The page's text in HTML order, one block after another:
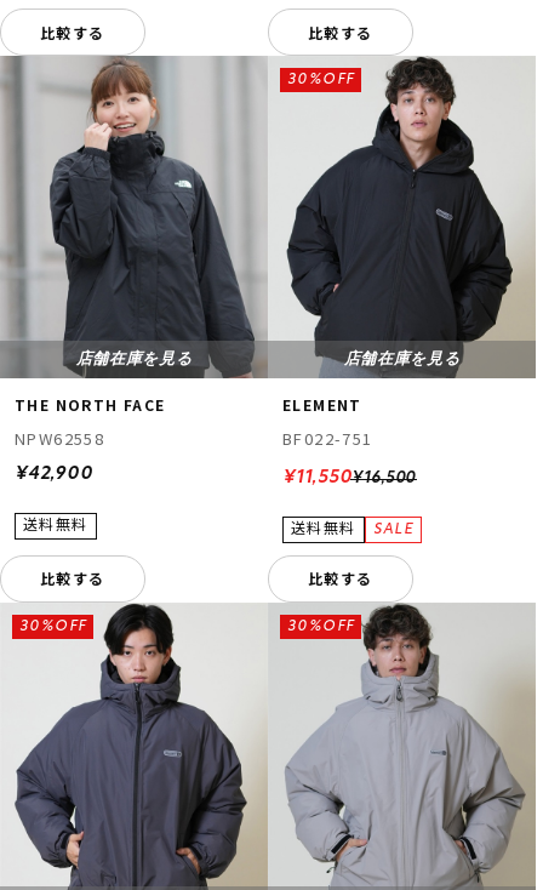
比較する 比較する
店舗在庫を見る
THE NORTH FACE
NPW62558
¥42,900
比較する
店舗在庫を見る
ELEMENT
BF022-751
¥16,500
30%OFF
¥11,550
比較する
30%OFF 30%OFF